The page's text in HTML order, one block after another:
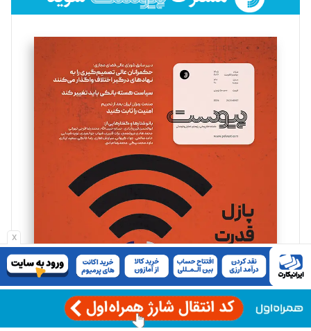
x
فائزه فتحی رستمی
تحریریه
سروش کرمیان
تحریریه
مینا پاکدل
یسنا امان‌پور
تحریریه
ملینا جعفری
تحریریه